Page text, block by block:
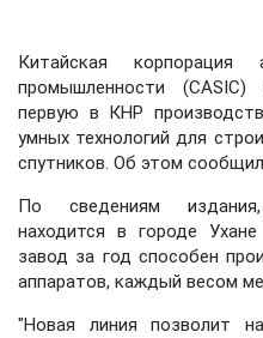
Китайская корпорация
промышленности
первую в КНР
умных технологий для
спутников. Об этом
По сведениям
находится в городе
завод за год способен
аппаратов, каждый весом
"Новая линия позволит